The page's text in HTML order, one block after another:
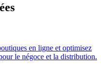
en ligne et optimisez
le négoce et la distribution.